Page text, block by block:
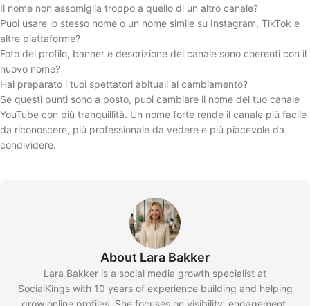
Il nome non assomiglia troppo a quello di un altro canale?
Puoi usare lo stesso nome o un nome simile su Instagram, TikTok e
altre piattaforme?
Foto del profilo, banner e descrizione del canale sono coerenti con il
nuovo nome?
Hai preparato i tuoi spettatori abituali al cambiamento?
Se questi punti sono a posto, puoi cambiare il nome del tuo canale
YouTube con più tranquillità. Un nome forte rende il canale più facile
da riconoscere, più professionale da vedere e più piacevole da
condividere.
About Lara Bakker
Lara Bakker is a social media growth specialist at
SocialKings with 10 years of experience building and helping